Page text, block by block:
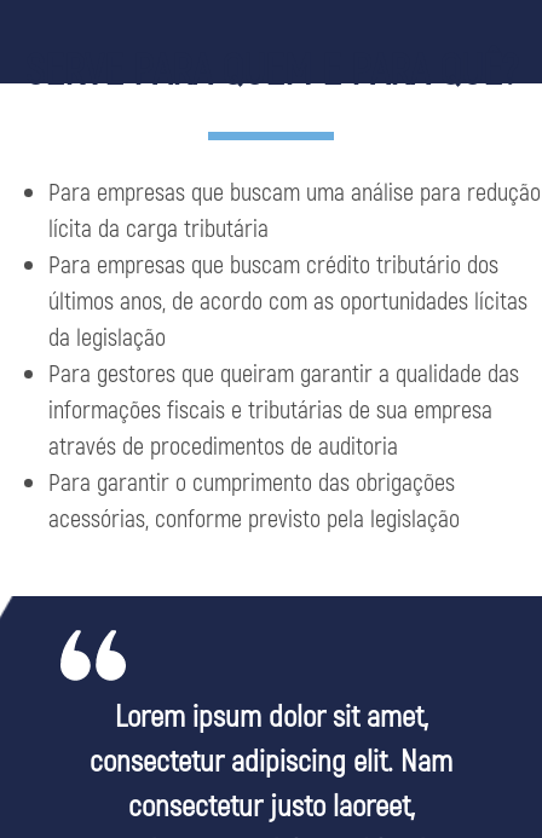
Para empresas que buscam uma análise para redução
lícita da carga tributária
Para empresas que buscam crédito tributário dos
últimos anos, de acordo com as oportunidades lícitas
da legislação
Para gestores que queiram garantir a qualidade das
informações fiscais e tributárias de sua empresa
através de procedimentos de auditoria
Para garantir o cumprimento das obrigações
acessórias, conforme previsto pela legislação
Lorem ipsum dolor sit amet,
consectetur adipiscing elit. Nam
consectetur justo laoreet,